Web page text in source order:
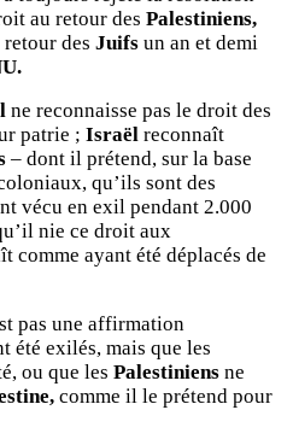
au retour des Palestiniens,
des Juifs un an et demi
ne reconnaisse pas le droit des
patrie ; Israël reconnaît
– dont il prétend, sur la base
qu’ils sont des
vécu en exil pendant 2.000
nie ce droit aux
comme ayant été déplacés de
pas une affirmation
été exilés, mais que les
ou que les Palestiniens ne
comme il le prétend pour